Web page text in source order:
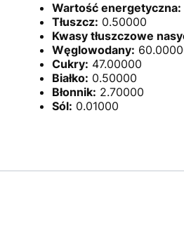
Wartość energetyczna:
Tłuszcz: 0.50000
Kwasy tłuszczowe
Węglowodany:
Cukry: 47.00000
Białko: 0.50000
Błonnik: 2.70000
Sól: 0.01000